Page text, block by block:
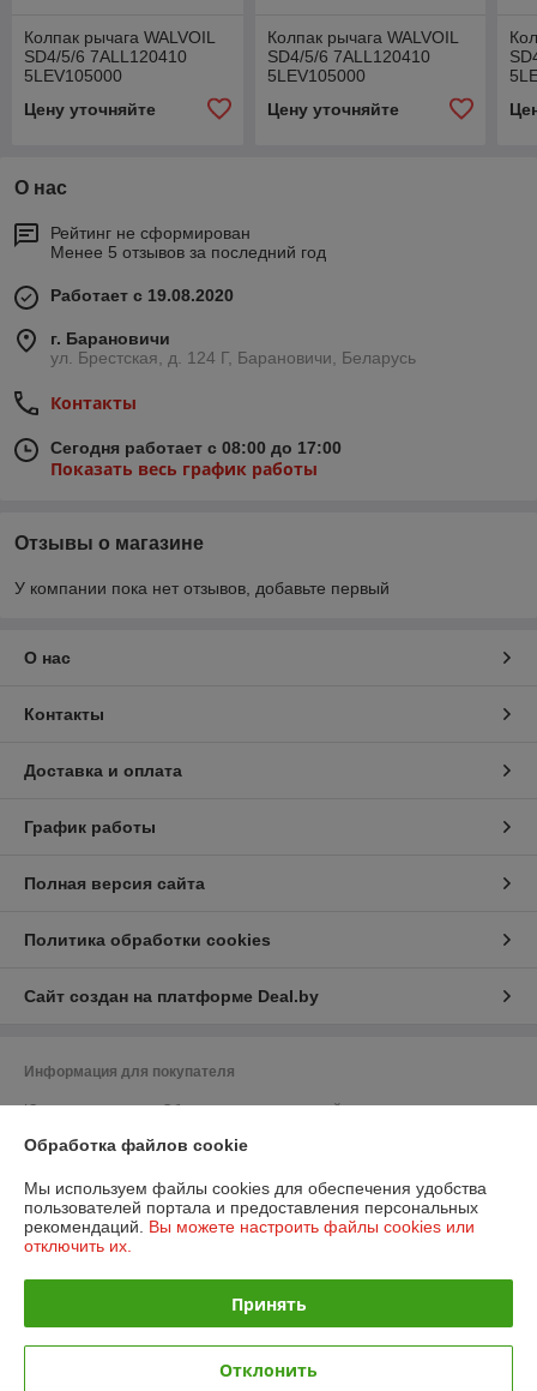
Колпак рычага WALVOIL
SD4/5/6 7ALL120410
5LEV105000
Цену уточняйте
Колпак рычага WALVOIL
SD4/5/6 7ALL120410
5LEV105000
Цену уточняйте
О нас
Рейтинг не сформирован
Менее 5 отзывов за последний год
Работает с 19.08.2020
г. Барановичи
ул. Брестская, д. 124 Г, Барановичи, Беларусь
Контакты
Сегодня работает с 08:00 до 17:00
Показать весь график работы
Отзывы о магазине
У компании пока нет отзывов, добавьте первый
О нас
Контакты
Доставка и оплата
График работы
Полная версия сайта
Политика обработки cookies
Сайт создан на платформе Deal.by
Информация для покупателя
Юридическое лицо:Общество с ограниченной ответственностью
220036, Республика Беларусь, г. Минск, Бетонный проезд, дом 19а,
Регистрационный номер ЕГР: 193257545
УНП: 193257545
Регистрационный орган: Минский горисполком
Дата регистрации компании: 22.05.2019
Ссылка на свидетельство/лицензию
Обработка файлов cookie
Мы используем файлы cookies для обеспечения удобства
пользователей портала и предоставления персональных
рекомендаций. Вы можете настроить файлы cookies или
отключить их.
Принять
Отклонить